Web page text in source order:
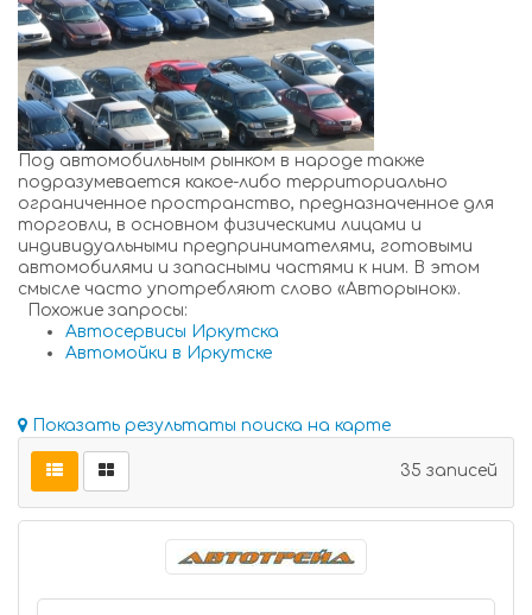
Под автомобильным рынком в народе также
подразумевается какое-либо территориально
ограниченное пространство, предназначенное для
торговли, в основном физическими лицами и
индивидуальными предпринимателями, готовыми
автомобилями и запасными частями к ним. В этом
смысле часто употребляют слово «Авторынок».
Похожие запросы:
Автосервисы Иркутска
Автомойки в Иркутске
Показать результаты поиска на карте
35 записей